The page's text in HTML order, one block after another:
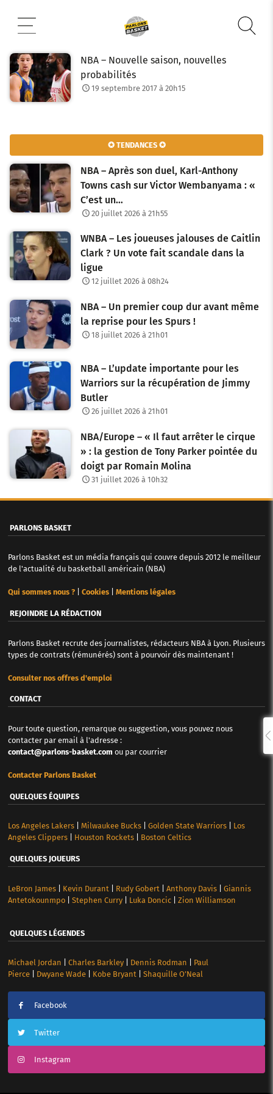
contenu
NBA – Nouvelle saison, nouvelles
probabilités
19 septembre 2017 à 20h15
✪ TENDANCES ✪
NBA – Après son duel, Karl-Anthony
Towns cash sur Victor Wembanyama : «
C’est un…
20 juillet 2026 à 21h55
WNBA – Les joueuses jalouses de Caitlin
Clark ? Un vote fait scandale dans la
ligue
12 juillet 2026 à 08h24
NBA – Un premier coup dur avant même
la reprise pour les Spurs !
18 juillet 2026 à 21h01
NBA – L’update importante pour les
Warriors sur la récupération de Jimmy
Butler
26 juillet 2026 à 21h01
NBA/Europe – « Il faut arrêter le cirque
» : la gestion de Tony Parker pointée du
doigt par Romain Molina
31 juillet 2026 à 10h32
PARLONS BASKET
Parlons Basket est un média français qui couvre depuis 2012 le meilleur
de l'actualité du basketball américain (NBA)
Qui sommes nous ?| Cookies| Mentions légales
REJOINDRE LA RÉDACTION
Parlons Basket recrute des journalistes, rédacteurs NBA à Lyon. Plusieurs
types de contrats (rémunérés) sont à pourvoir dès maintenant !
Consulter nos offres d'emploi
CONTACT
Pour toute question, remarque ou suggestion, vous pouvez nous
contacter par email à l'adresse :
contact@parlons-basket.com ou par courrier
Contacter Parlons Basket
QUELQUES ÉQUIPES
Los Angeles Lakers| Milwaukee Bucks| Golden State Warriors| Los
Angeles Clippers| Houston Rockets| Boston Celtics
QUELQUES JOUEURS
LeBron James| Kevin Durant Rudy Gobert Anthony Davis| Giannis
Antetokounmpo| Stephen Curry| Luka Doncic| Zion Williamson
QUELQUES LÉGENDES
Michael Jordan Charles Barkley| Dennis Rodman
Paul
Pierce| Dwyane Wade| Kobe Bryant| Shaquille O’Neal
Facebook
Twitter
Instagram